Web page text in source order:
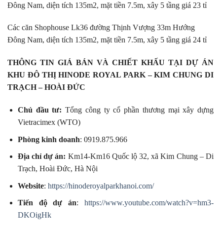
Đông Nam, diện tích 135m2, mặt tiền 7.5m, xây 5 tầng giá 23 tỉ
Các căn Shophouse Lk36 đường Thịnh Vượng 33m Hướng
Đông Nam, diện tích 135m2, mặt tiền 7.5m, xây 5 tầng giá 24 tỉ
THÔNG TIN GIÁ BÁN VÀ CHIẾT KHẤU TẠI DỰ ÁN
KHU ĐÔ THỊ HINODE ROYAL PARK – KIM CHUNG DI
TRẠCH – HOÀI ĐỨC
Chủ đầu tư: Tổng công ty cổ phần thương mại xây dựng
Vietracimex (WTO)
Phòng kinh doanh: 0919.875.966
Địa chỉ dự án: Km14-Km16 Quốc lộ 32, xã Kim Chung – Di
Trạch, Hoài Đức, Hà Nội
Website: https://hinoderoyalparkhanoi.com/
Tiến độ dự án:https://www.youtube.com/watch?v=hm3-
DKOigHk